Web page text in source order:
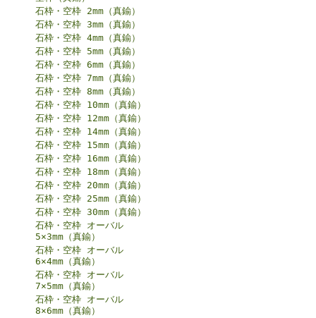
石枠・空枠 2mm（真鍮）
石枠・空枠 3mm（真鍮）
石枠・空枠 4mm（真鍮）
石枠・空枠 5mm（真鍮）
石枠・空枠 6mm（真鍮）
石枠・空枠 7mm（真鍮）
石枠・空枠 8mm（真鍮）
石枠・空枠 10mm（真鍮）
石枠・空枠 12mm（真鍮）
石枠・空枠 14mm（真鍮）
石枠・空枠 15mm（真鍮）
石枠・空枠 16mm（真鍮）
石枠・空枠 18mm（真鍮）
石枠・空枠 20mm（真鍮）
石枠・空枠 25mm（真鍮）
石枠・空枠 30mm（真鍮）
石枠・空枠 オーバル
5×3mm（真鍮）
石枠・空枠 オーバル
6×4mm（真鍮）
石枠・空枠 オーバル
7×5mm（真鍮）
石枠・空枠 オーバル
8×6mm（真鍮）